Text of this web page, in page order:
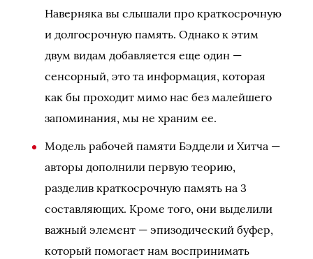
Наверняка вы слышали про краткосрочную
и долгосрочную память. Однако к этим
двум видам добавляется еще один —
сенсорный, это та информация, которая
как бы проходит мимо нас без малейшего
запоминания, мы не храним ее.
Модель рабочей памяти Бэддели и Хитча —
авторы дополнили первую теорию,
разделив краткосрочную память на 3
составляющих. Кроме того, они выделили
важный элемент — эпизодический буфер,
который помогает нам воспринимать